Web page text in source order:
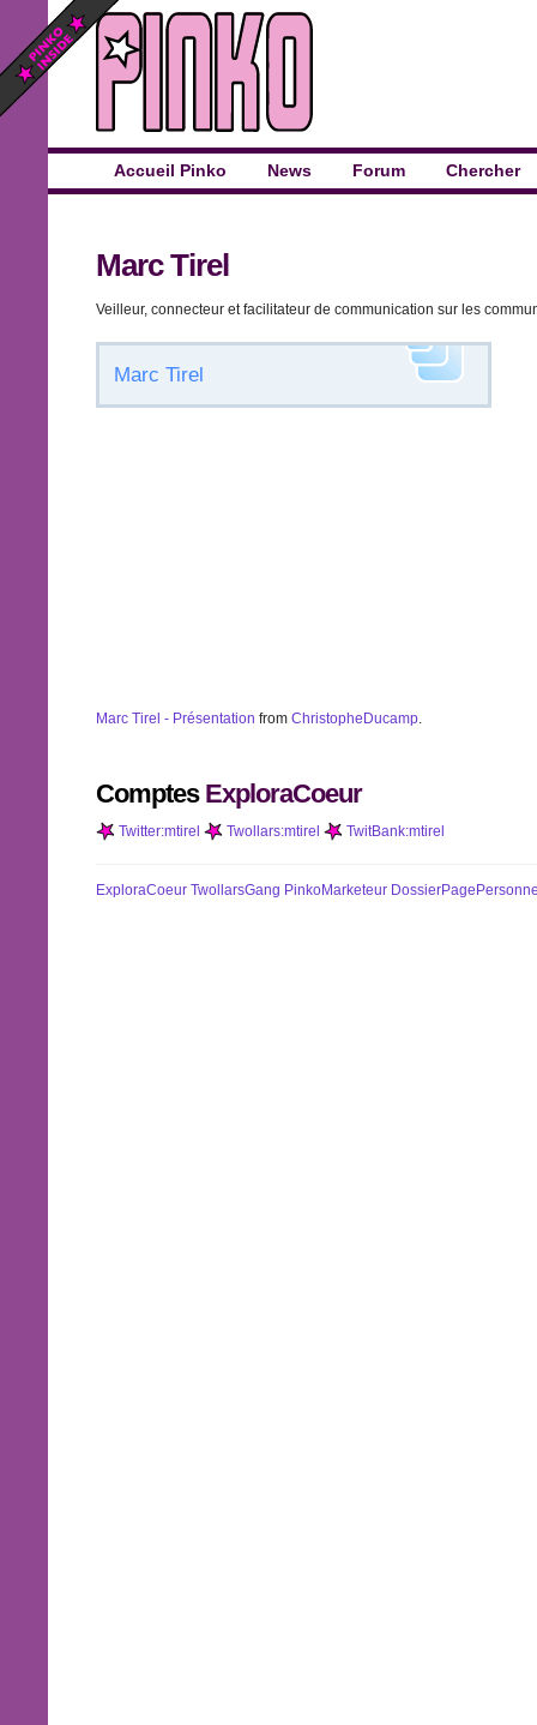
Accueil Pinko News Forum Chercher
Marc Tirel
Veilleur, connecteur et facilitateur de communication sur les
Marc Tirel
Marc Tirel - Présentation from ChristopheDucamp
Comptes ExploraCoeur
Twitter:mtirel Twollars:mtirel TwitBank:mtirel
ExploraCoeur TwollarsGang PinkoMarketeur